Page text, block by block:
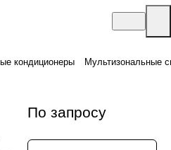
кондиционеры Мультизональные
По запросу